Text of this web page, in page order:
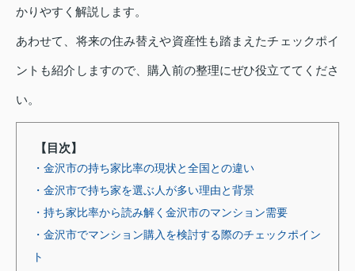
かりやすく解説します。
あわせて、将来の住み替えや資産性も踏まえたチェックポイ
ントも紹介しますので、購入前の整理にぜひ役立ててくださ
い。
【目次】
・金沢市の持ち家比率の現状と全国との違い
・金沢市で持ち家を選ぶ人が多い理由と背景
・持ち家比率から読み解く金沢市のマンション需要
・金沢市でマンション購入を検討する際のチェックポイン
ト